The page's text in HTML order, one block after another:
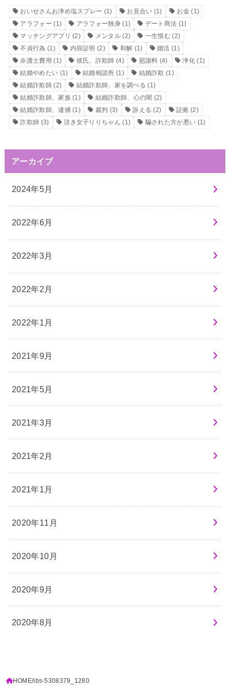
おいせさんお浄め塩スプレー (1) お見合い (1) お金 (1)
アラフォー (1) アラフォー独身(1) デート商法 (1)
マッチングアプリ (2) メンタル(2) 一生恨む (2)
不貞行為 (1) 内容証明 (2) 和解 (1) 婚活 (1)
弁護士費用 (1) 彼氏、詐欺師 (4) 慰謝料 (4) 浄化(1)
結婚やめたい (1) 結婚相談所 (1) 結婚詐欺 (1)
結婚詐欺師(2) 結婚詐欺師、家を調べる (1)
結婚詐欺師、家族(1) 結婚詐欺師、心の闇 (2)
結婚詐欺師、逮捕(1) 裁判 (3) 訴える (2) 証拠 (2)
詐欺師 (3) 頂き女子りりちゃん (1) 騙された方が悪い (1)
アーカイブ
2024年5月
2022年6月
2022年3月
2022年2月
2022年1月
2021年9月
2021年5月
2021年3月
2021年2月
2021年1月
2020年11月
2020年10月
2020年9月
2020年8月
HOME ibs-5308379_1280